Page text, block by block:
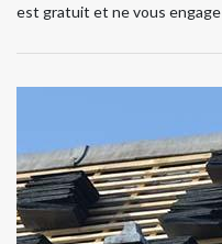
est gratuit et ne vous engage